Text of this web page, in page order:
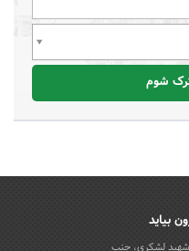
شوم
بیاید
شهید لشکری، جنب